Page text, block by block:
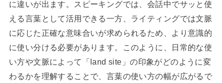
に違いが出ます。スピーキングでは、会話中でサッと使
える言葉として活用できる一方、ライティングでは文脈
に応じた正確な意味合いが求められるため、より意識的
に使い分ける必要があります。このように、日常的な使
い方や文脈によって「land site」の印象がどのように変
わるかを理解することで、言葉の使い方の幅が広がるで